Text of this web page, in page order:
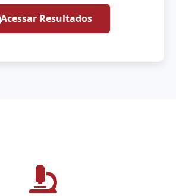
Acessar Resultados